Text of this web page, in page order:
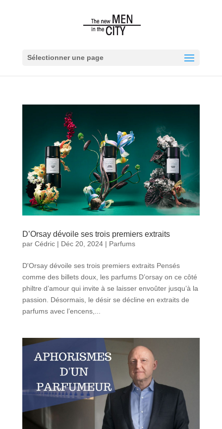
Sélectionner une page
D’Orsay dévoile ses trois premiers extraits
par Cédric| Déc 20, 2024| Parfums
D'Orsay dévoile ses trois premiers extraits Pensés
comme des billets doux, les parfums D’orsay on ce côté
philtre d’amour qui invite à se laisser envoûter jusqu’à la
passion. Désormais, le désir se décline en extraits de
parfums avec l’encens,...